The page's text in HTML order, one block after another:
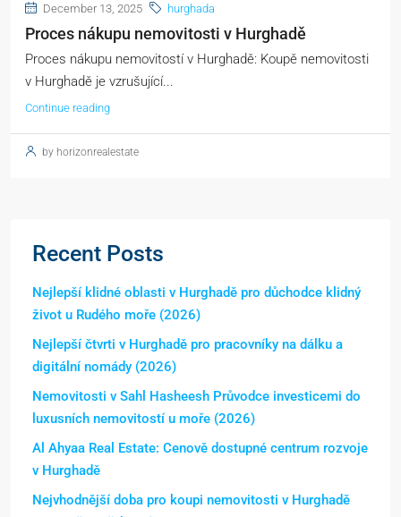
December 13, 2025 hurghada
Proces nákupu nemovitosti v Hurghadě
Proces nákupu nemovitostí v Hurghadě: Koupě nemovitosti
v Hurghadě je vzrušující...
Continue reading
by horizonrealestate
Recent Posts
Nejlepší klidné oblasti v Hurghadě pro důchodce klidný
život u Rudého moře (2026)
Nejlepší čtvrti v Hurghadě pro pracovníky na dálku a
digitální nomády (2026)
Nemovitosti v Sahl Hasheesh Průvodce investicemi do
luxusních nemovitostí u moře (2026)
Al Ahyaa Real Estate: Cenově dostupné centrum rozvoje
v Hurghadě
Nejvhodnější doba pro koupi nemovitosti v Hurghadě